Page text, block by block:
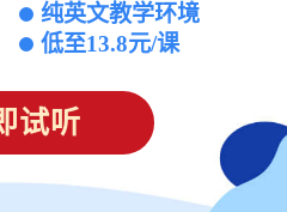
纯英文教学环境
低至13.8元/课
试听